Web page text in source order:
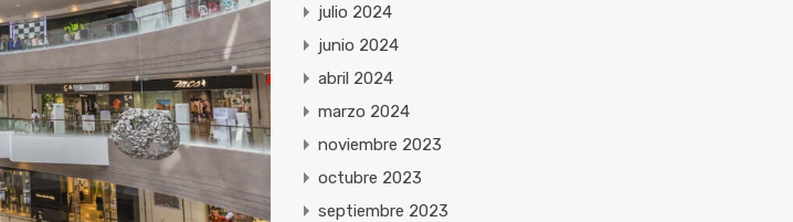
julio 2024
junio 2024
abril 2024
marzo 2024
noviembre 2023
octubre 2023
septiembre 2023